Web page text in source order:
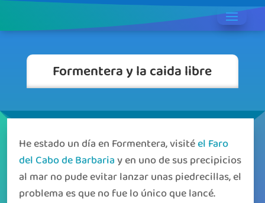
Formentera y la caida libre
He estado un día en Formentera, visitéel Faro
del Cabo de Barbariay en uno de sus precipicios
al mar no pude evitar lanzar unas piedrecillas, el
problema es que no fue lo único que lancé.